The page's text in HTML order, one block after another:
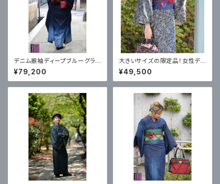
デニム振袖ディープブルーグラデ
ーション
¥79,200
大きいサイズの限定品！女性デニ
ム着物ジャガード鳳凰花
¥49,500